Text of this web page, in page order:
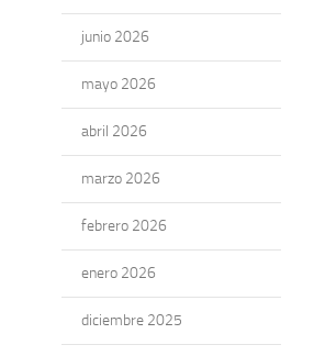
junio 2026
mayo 2026
abril 2026
marzo 2026
febrero 2026
enero 2026
diciembre 2025